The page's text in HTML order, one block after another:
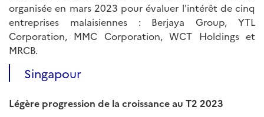
organisée en mars 2023 pour évaluer l'intérêt de cinq
entreprises malaisiennes : Berjaya Group, YTL
Corporation, MMC Corporation, WCT Holdings et
MRCB.
Singapour
Légère progression de la croissance au T2 2023